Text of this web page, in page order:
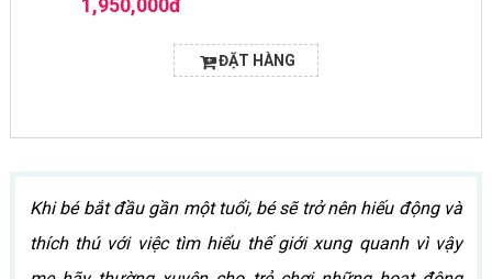
1,950,000đ
ĐẶT HÀNG
Khi bé bắt đầu gần một tuổi, bé sẽ trở nên hiếu động và
thích thú với việc tìm hiểu thế giới xung quanh vì vậy